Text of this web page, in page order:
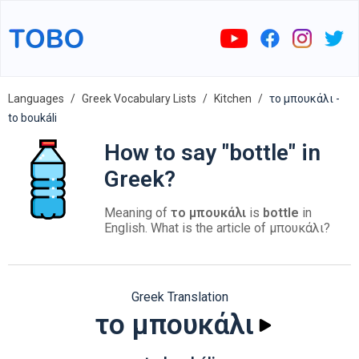
Languages Greek Vocabulary Lists Kitchen
το μπουκάλι -
to boukáli
How to say "bottle" in
Greek?
Meaning of το μπουκάλι is bottle in
English. What is the article of μπουκάλι?
Greek Translation
το μπουκάλι